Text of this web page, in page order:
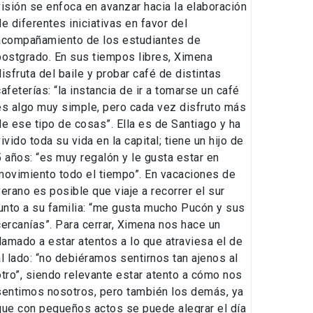
se enfoca en avanzar hacia la elaboración
diferentes iniciativas en favor del
de los estudiantes de
En sus tiempos libres, Ximena
del baile y probar café de distintas
“la instancia de ir a tomarse un café
algo muy simple, pero cada vez disfruto más
ese tipo de cosas”. Ella es de Santiago y ha
toda su vida en la capital; tiene un hijo de
años: “es muy regalón y le gusta estar en
todo el tiempo”. En vacaciones de
es posible que viaje a recorrer el sur
a su familia: “me gusta mucho Pucón y sus
Para cerrar, Ximena nos hace un
a estar atentos a lo que atraviesa el de
lado: “no debiéramos sentirnos tan ajenos al
siendo relevante estar atento a cómo nos
nosotros, pero también los demás, ya
con pequeños actos se puede alegrar el día